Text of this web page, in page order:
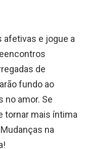
afetivas e jogue a
de
fundo ao
no amor. Se
tornar mais íntima
na